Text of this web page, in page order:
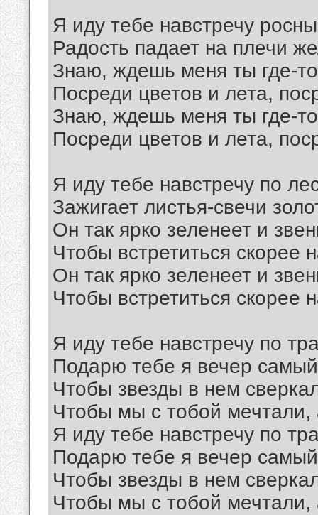
Я иду тебе навстречу
Радость падает на плечи
Знаю, ждешь меня ты где-
Посреди цветов и лета,
Знаю, ждешь меня ты где-
Посреди цветов и лета,
Я иду тебе навстречу по
Зажигает листья-свечи
Он так ярко зеленеет и
Чтобы встретиться скорее
Он так ярко зеленеет и
Чтобы встретиться скорее
Я иду тебе навстречу по
Подарю тебе я вечер
Чтобы звезды в нем
Чтобы мы с тобой
Я иду тебе навстречу по
Подарю тебе я вечер
Чтобы звезды в нем
Чтобы мы с тобой